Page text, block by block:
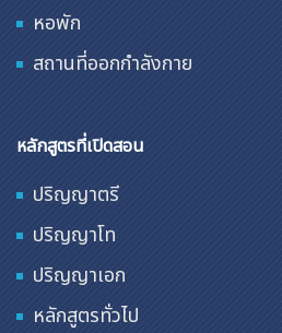
หอพัก
สถานที่ออกกำลังกาย
หลักสูตรที่เปิดสอน
ปริญญาตรี
ปริญญาโท
ปริญญาเอก
หลักสูตรทั่วไป